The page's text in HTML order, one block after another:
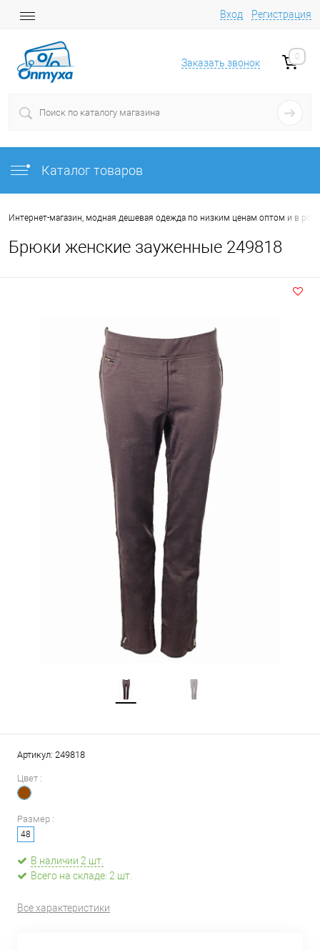
Вход Регистрация
Заказать звонок
0
Каталог товаров
Интернет-магазин, модная дешевая одежда по низким ценам оптом и в
Брюки женские зауженные 249818
Артикул: 249818
Цвет :
Размер :
48
В наличии 2 шт.
Всего на складе: 2 шт.
Все характеристики